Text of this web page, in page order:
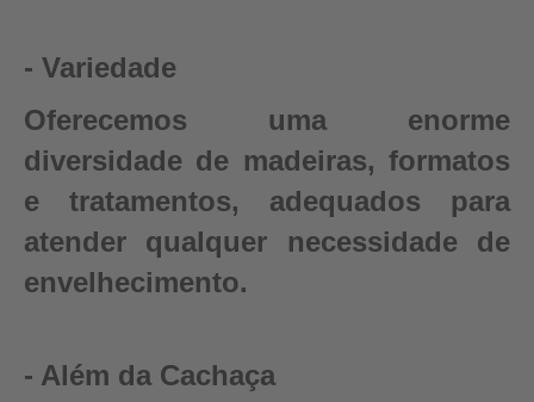
- Variedade
Oferecemos uma enorme
diversidade de madeiras, formatos
e tratamentos, adequados para
atender qualquer necessidade de
envelhecimento.
- Além da Cachaça